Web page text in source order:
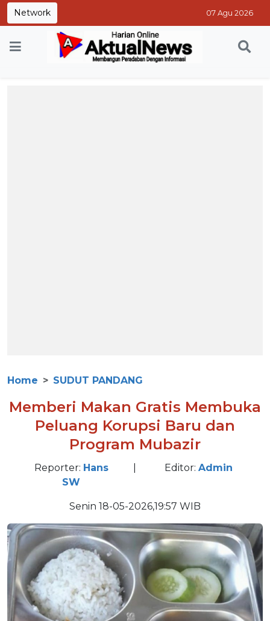
Network 07 Agu 2026
Home SUDUT PANDANG
Memberi Makan Gratis Membuka
Peluang Korupsi Baru dan
Program Mubazir
Reporter: Hans
SW
Editor:Admin
Senin 18-05-2026,19:57 WIB